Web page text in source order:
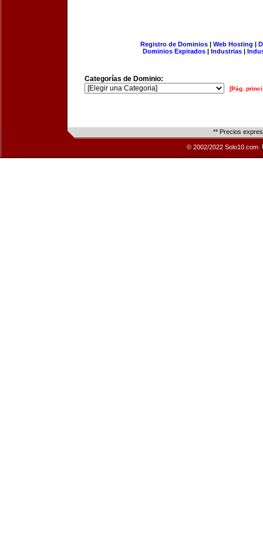
Registro de Dominios| Web Hosting |
Dominios Expirados | Industrias |
Categorías de Dominio:
[Pág.
** Precios
© 2002/2022 Solo10.com